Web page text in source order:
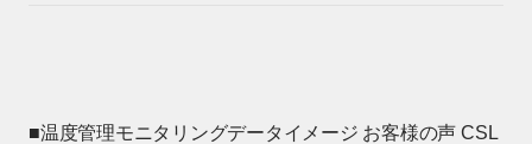
■温度管理モニタリングデータイメージ お客様の声 CSL